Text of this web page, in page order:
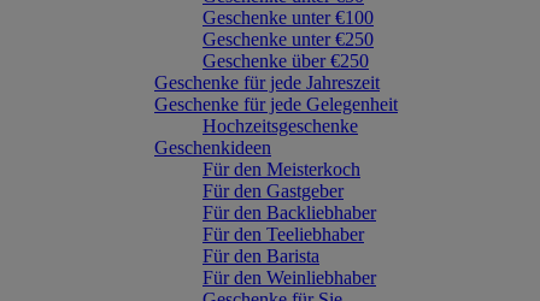
Geschenke unter €100
Geschenke unter €250
Geschenke über €250
Geschenke für jede Jahreszeit
Geschenke für jede Gelegenheit
Hochzeitsgeschenke
Geschenkideen
Für den Meisterkoch
Für den Gastgeber
Für den Backliebhaber
Für den Teeliebhaber
Für den Barista
Für den Weinliebhaber